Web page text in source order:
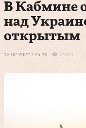
В Кабмине
над
открытым
13.02.2022 / 15:19 35911